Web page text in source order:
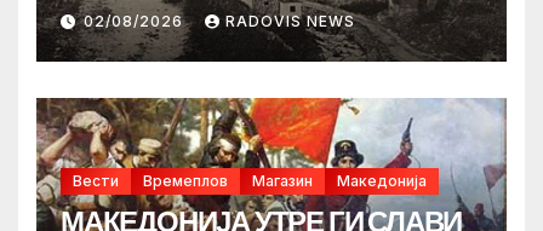
02/08/2026 RADOVIS NEWS
Вести Времеплов Магазин Македонија
МАКЕДОНИЈА УТРЕ ГИ СЛАВИ